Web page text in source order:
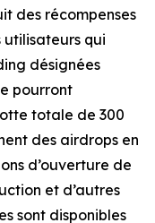
des récompenses
utilisateurs qui
désignées
pourront
totale de 300
des airdrops en
d’ouverture de
et d’autres
sont disponibles